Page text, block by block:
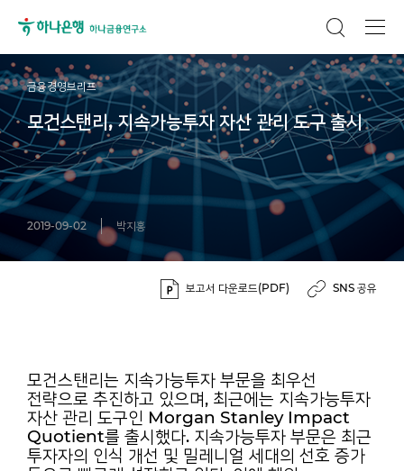
금융경영브리프
모건스탠리, 지속가능투자 자산 관리 도구 출시
2019-09-02 박지홍
보고서 다운로드(PDF) SNS 공유
모건스탠리는 지속가능투자 부문을 최우선
전략으로 추진하고 있으며, 최근에는 지속가능투자
자산 관리 도구인 Morgan Stanley Impact
Quotient를 출시했다. 지속가능투자 부문은 최근
투자자의 인식 개선 및 밀레니얼 세대의 선호 증가